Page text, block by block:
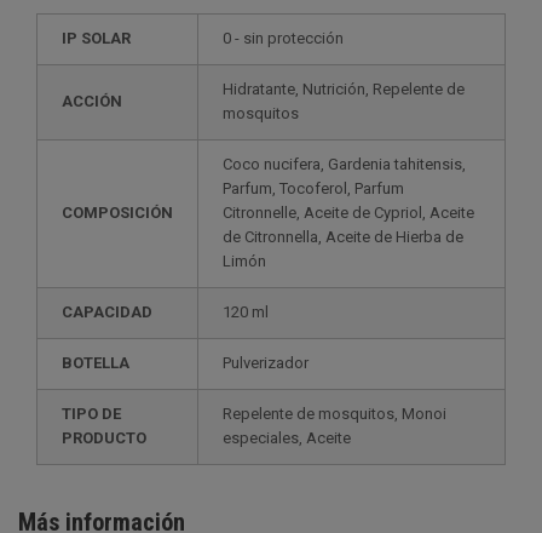
IP SOLAR 0 - sin protección
ACCIÓN
Hidratante, Nutrición, Repelente de
mosquitos
COMPOSICIÓN
Coco nucifera, Gardenia tahitensis,
Parfum, Tocoferol, Parfum
Citronnelle, Aceite de Cypriol, Aceite
de Citronnella, Aceite de Hierba de
Limón
CAPACIDAD 120 ml
BOTELLA Pulverizador
TIPO DE
PRODUCTO
Repelente de mosquitos, Monoi
especiales, Aceite
Más información